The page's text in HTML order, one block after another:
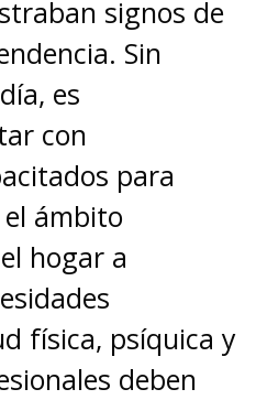
signos de
Sin
es
con
para
ámbito
hogar a
física, psíquica y
deben